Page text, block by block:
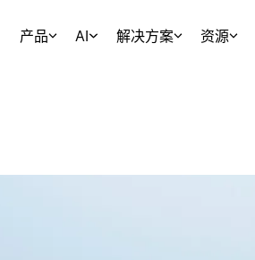
产品 AI 解决方案 资源